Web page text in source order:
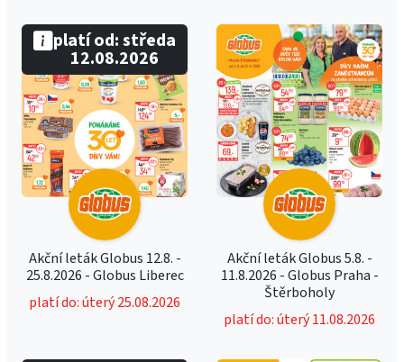
Akční leták Globus 12.8. -
25.8.2026 - Globus Liberec
platí do: úterý 25.08.2026
platí od: středa
12.08.2026
Akční leták Globus 5.8. -
11.8.2026 - Globus Praha -
Štěrboholy
platí do: úterý 11.08.2026